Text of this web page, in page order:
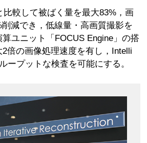
比較して被ばく量を最大83%，画
減でき，低線量・高画質撮影を
ユニット「FOCUS Engine」の搭
倍の画像処理速度を有し，Intelli
ープットな検査を可能にする。